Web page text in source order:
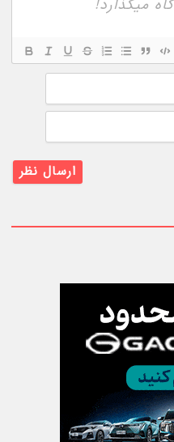
نام
ایمیل